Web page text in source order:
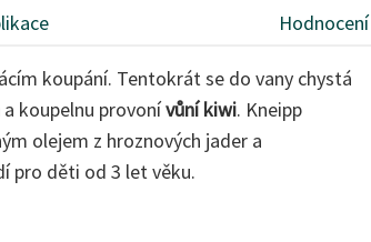
Hodnocení
koupání. Tentokrát se do vany chystá
a koupelnu provonívůní kiwi. Kneipp
olejem z hroznových jader a
pro děti od 3 let věku.